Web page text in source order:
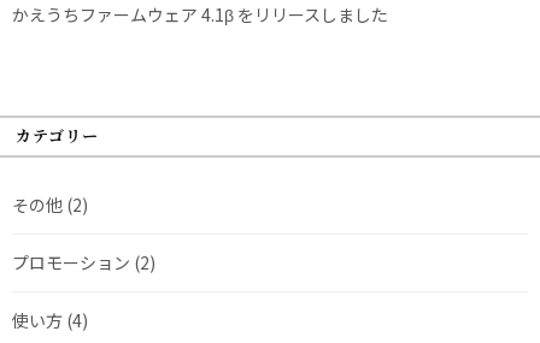
かえうちファームウェア 4.1β をリリースしました
カテゴリー
その他 (2)
プロモーション (2)
使い方 (4)